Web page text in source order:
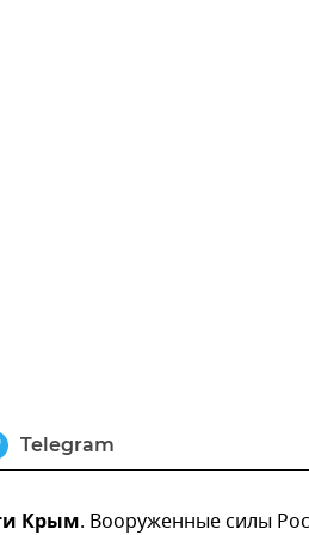
Telegram
Крым. Вооруженные силы